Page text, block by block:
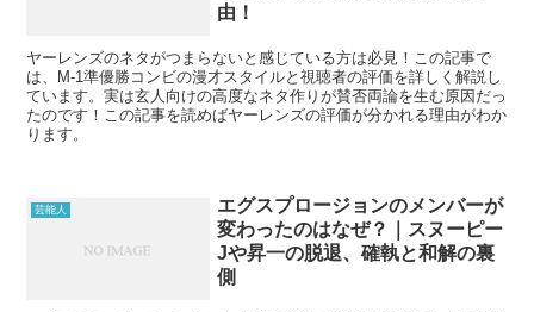
由！
ヤーレンズのネタがつまらないと感じている方は必見！この記事で
は、M-1準優勝コンビの漫才スタイルと視聴者の評価を詳しく解説し
ています。実は玄人向けの高度なネタ作りが賛否両論を生む原因だっ
たのです！この記事を読めばヤーレンズの評価が分かれる理由がわか
ります。
芸能人
エグスプロージョンのメンバーが
変わったのはなぜ？｜スヌーピー
Jや昇一の脱退、確執と和解の裏
側